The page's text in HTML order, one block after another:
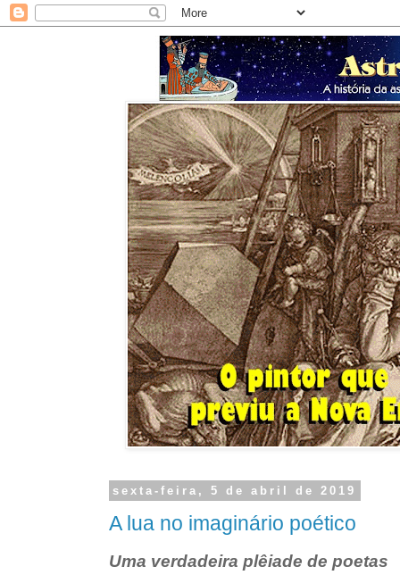
sexta-feira, 5 de abril de 2019
A lua no imaginário poético
Uma verdadeira plêiade de poetas